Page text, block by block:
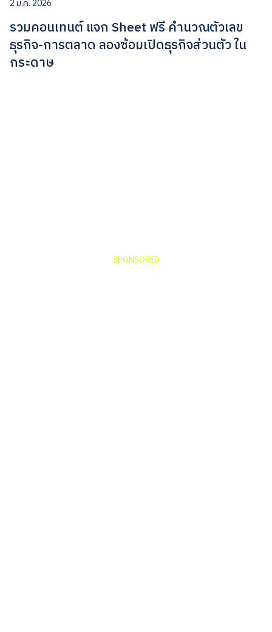
2 ม.ค. 2026
รวมคอนเทนต์ แจก Sheet ฟรี คำนวณตัวเลข
ธุรกิจ-การตลาด ลองซ้อมเปิดธุรกิจส่วนตัว ใน
กระดาษ
SPONSORED